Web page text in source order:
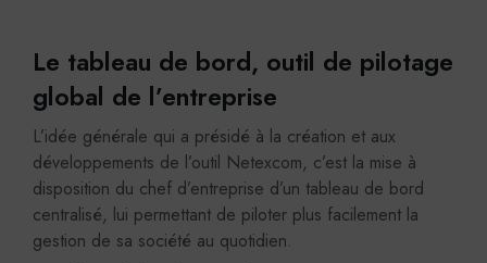
Le tableau de bord, outil de pilotage
global de l’entreprise
L’idée générale qui a présidé à la création et aux
développements de l’outil Netexcom, c’est la mise à
disposition du chef d’entreprise d’un tableau de bord
centralisé, lui permettant de piloter plus facilement la
gestion de sa société au quotidien.